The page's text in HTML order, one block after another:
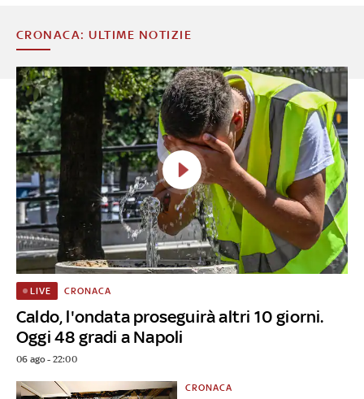
CRONACA: ULTIME NOTIZIE
Caldo, l'ondata proseguirà altri 10 giorni.
Oggi 48 gradi a Napoli
LIVE CRONACA
06 ago - 22:00
CRONACA